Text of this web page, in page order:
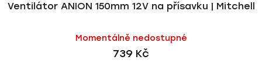
Ventilátor ANION 150mm 12V na přísavku | Mitchell
Momentálně nedostupné
739 Kč